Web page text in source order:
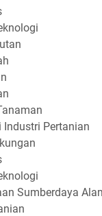
Industri Pertanian
Sumberdaya